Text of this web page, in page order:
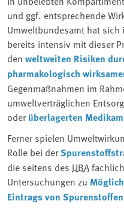
und ggf. entsprechende
Umweltbundesamt hat sich
bereits intensiv mit dieser
den weltweiten Risiken
pharmakologisch
Gegenmaßnahmen im
umweltverträglichen
oderüberlagerten
Ferner spielen
Rolle bei der
die seitens des UBA
Untersuchungen zu
Eintrags von Spurenstoffen